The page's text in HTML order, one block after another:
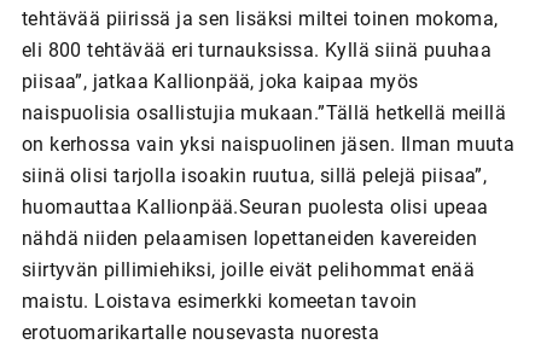
tehtävää piirissä ja sen lisäksi miltei toinen mokoma,
eli 800 tehtävää eri turnauksissa. Kyllä siinä puuhaa
piisaa”, jatkaa Kallionpää, joka kaipaa myös
naispuolisia osallistujia mukaan.”Tällä hetkellä meillä
on kerhossa vain yksi naispuolinen jäsen. Ilman muuta
siinä olisi tarjolla isoakin ruutua, sillä pelejä piisaa”,
huomauttaa Kallionpää.Seuran puolesta olisi upeaa
nähdä niiden pelaamisen lopettaneiden kavereiden
siirtyvän pillimiehiksi, joille eivät pelihommat enää
maistu. Loistava esimerkki komeetan tavoin
erotuomarikartalle nousevasta nuoresta